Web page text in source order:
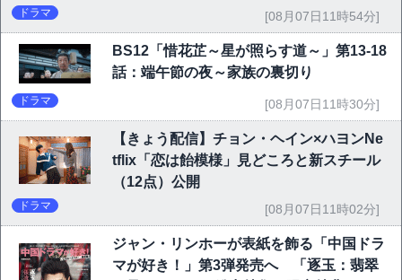
ドラマ [08月07日11時54分]
BS12「惜花芷～星が照らす道～」第13-18
話：端午節の夜～家族の裏切り
ドラマ [08月07日11時30分]
【きょう配信】チョン・ヘイン×ハヨンNe
tflix「恋は飴模様」見どころと新スチール
（12点）公開
ドラマ [08月07日11時02分]
ジャン・リンホーが表紙を飾る「中国ドラ
マが好き！」第3弾発売へ 「逐玉：翡翠